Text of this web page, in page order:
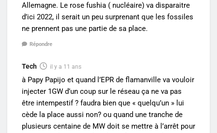
Allemagne. Le rose fushia ( nucléaire) va disparaitre
d’ici 2022, il serait un peu surprenant que les fossiles
ne prennent pas une partie de sa place.
Répondre
Tech il y a 11 ans
à Papy Papijo et quand l’EPR de flamanville va vouloir
injecter 1GW d’un coup sur le réseau ça ne va pas
être intempestif ? faudra bien que « quelqu’un » lui
cède la place aussi non? ou quand une tranche de
plusieurs centaine de MW doit se mettre à l’arrêt pour